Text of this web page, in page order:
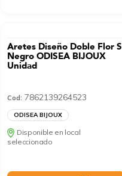
Aretes Diseño Doble Flor S
Negro ODISEA BIJOUX
Unidad
Cod: 7862139264523
ODISEA BIJOUX
Disponible en local
seleccionado